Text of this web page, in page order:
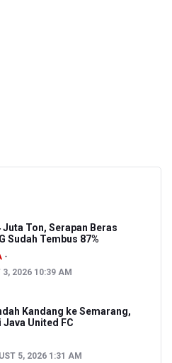
Ton, Serapan Beras
Sudah Tembus 87%
3, 2026 10:39 AM
Kandang ke Semarang,
United FC
5, 2026 1:31 AM